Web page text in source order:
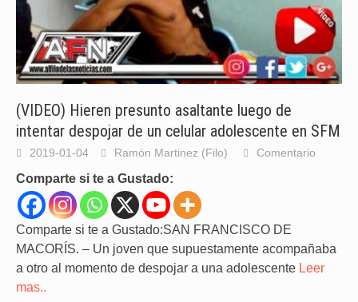
(VIDEO) Hieren presunto asaltante luego de
intentar despojar de un celular adolescente en SFM
2019-01-04 Ramón Martinez (Filo) Comentario
Comparte si te a Gustado:
Comparte si te a Gustado:SAN FRANCISCO DE
MACORÍS. – Un joven que supuestamente acompañaba
a otro al momento de despojar a una adolescente Leer
mas..